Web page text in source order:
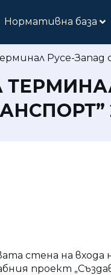
Нормативна база
Русе-Запад
стена на
проект